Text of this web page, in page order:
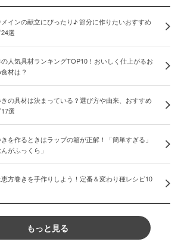
インの献立にぴったり♪ 節分に作りたいおすすめ
選
人気具材ランキングTOP10！おいしく仕上がるお
材は？
の具材は決まっている？選び方や由来、おすすめ
選
を作るときはラップの箱が正解！「簡単すぎる」
んがふっくら」
方巻きを手作りしよう！定番＆変わり種レシピ10
もっと見る